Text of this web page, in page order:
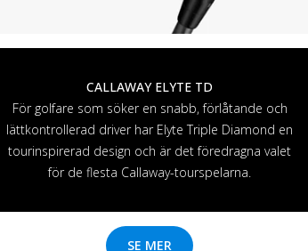
CALLAWAY ELYTE TD
För golfare som söker en snabb, förlåtande och
lättkontrollerad driver har Elyte Triple Diamond en
tourinspirerad design och är det föredragna valet
för de flesta Callaway-tourspelarna.
SE MER